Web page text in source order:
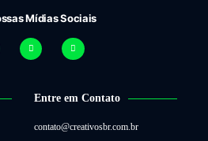
Mídias Sociais
Entre em Contato
contato@creativosbr.com.br